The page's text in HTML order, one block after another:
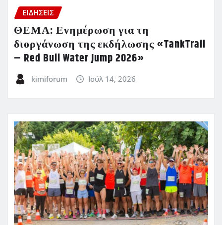
ΕΙΔΗΣΕΙΣ
ΘΕΜΑ: Ενημέρωση για τη
διοργάνωση της εκδήλωσης «TankTrail
– Red Bull Water Jump 2026»
kimiforum Ιούλ 14, 2026